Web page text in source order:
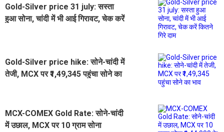
Gold-Silver price 31 july: सस्ता
हुआ सोना, चांदी में भी आई गिरावट, चेक करें
Gold-Silver price hike: सोने-चांदी में
तेजी, MCX पर ₹1,49,345 पहुंचा सोने का
MCX-COMEX Gold Rate: सोने-चांदी
में उछाल, MCX पर 10 ग्राम सोना